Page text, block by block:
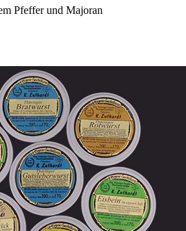
Pfeffer und Majoran